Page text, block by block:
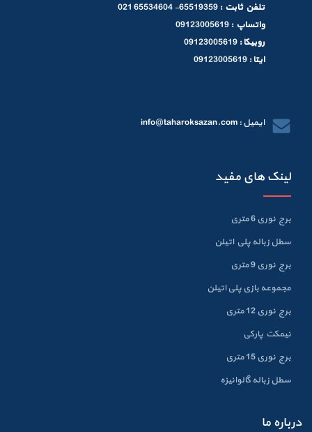
تلفن ثابت : 65519359- 65534604 021
واتساپ : 09123005619
روبیکا : 09123005619
ایتا : 09123005619
ایمیل : info@taharoksazan.com
لینک های مفید
برج نوری 6 متری
سطل زباله پلي اتيلن
برج نوری 9 متری
مجموعه بازی پلی اتیلن
برج نوری 12 متری
نیمکت پارکی
برج نوری 15 متری
سطل زباله گالوانيزه
درباره ما